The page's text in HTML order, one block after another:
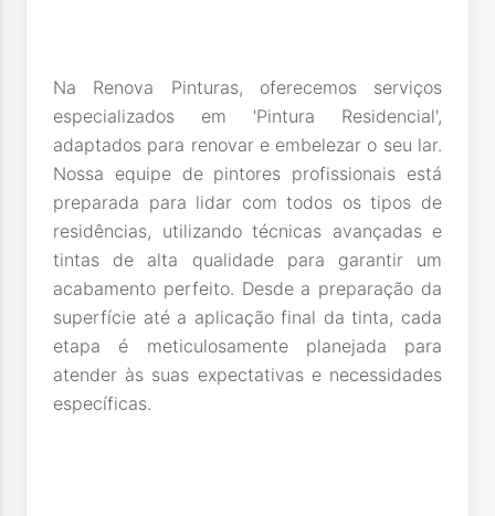
Na Renova Pinturas, oferecemos serviços
especializados em 'Pintura Residencial',
adaptados para renovar e embelezar o seu lar.
Nossa equipe de pintores profissionais está
preparada para lidar com todos os tipos de
residências, utilizando técnicas avançadas e
tintas de alta qualidade para garantir um
acabamento perfeito. Desde a preparação da
superfície até a aplicação final da tinta, cada
etapa é meticulosamente planejada para
atender às suas expectativas e necessidades
específicas.